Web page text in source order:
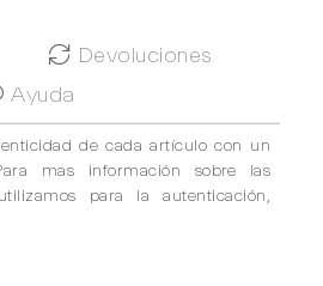
Devoluciones
Ayuda
de cada artículo con un
mas información sobre las
para la autenticación,